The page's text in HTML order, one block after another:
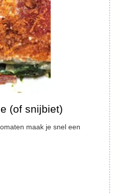
(of snijbiet)